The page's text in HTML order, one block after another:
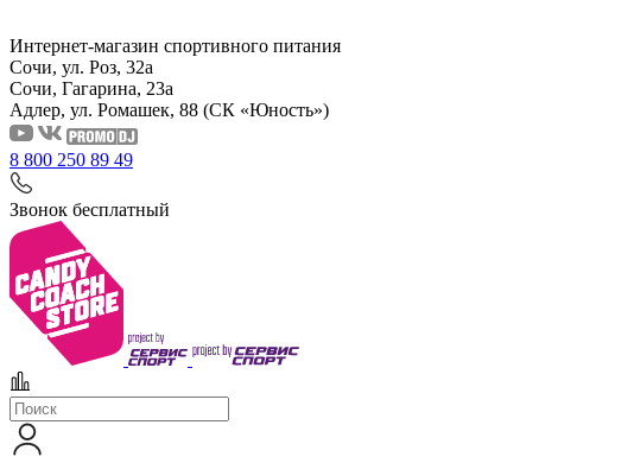
Интернет-магазин спортивного питания
Сочи, ул. Роз, 32а
Сочи, Гагарина, 23а
Адлер, ул. Ромашек, 88 (СК «Юность»)
8 800 250 89 49
Звонок бесплатный